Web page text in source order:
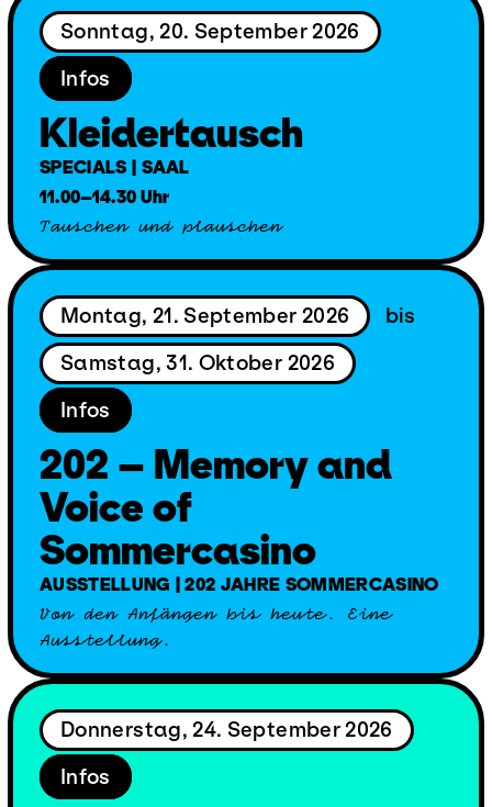
Sonntag, 20. September 2026
Infos
Kleidertausch
SPECIALS | SAAL
11.00–14.30 Uhr
Tauschen und plauschen
Montag, 21. September 2026 bis
Samstag, 31. Oktober 2026
Infos
202 – Memory and
Voice of
Sommercasino
AUSSTELLUNG | 202 JAHRE SOMMERCASINO
Von den Anfängen bis heute. Eine
Ausstellung.
Donnerstag, 24. September 2026
Infos